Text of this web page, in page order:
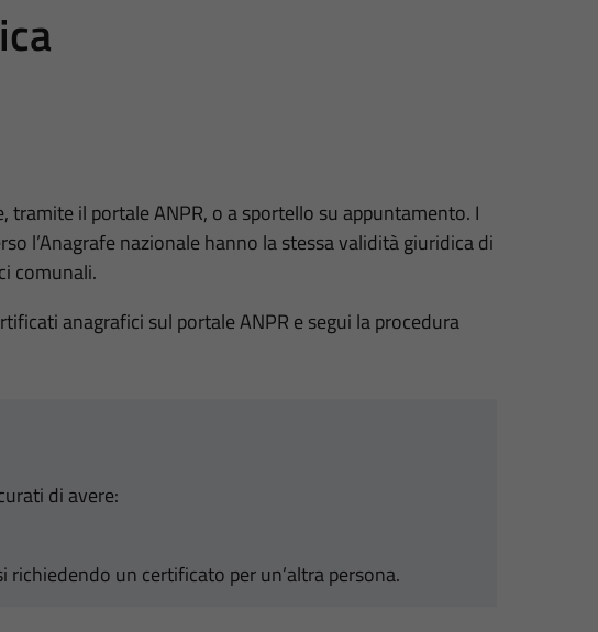
il portale ANPR, o a sportello su appuntamento. I
l’Anagrafe nazionale hanno la stessa validità giuridica di
comunali.
anagrafici sul portale ANPR e segui la procedura
di avere:
richiedendo un certificato per un’altra persona.